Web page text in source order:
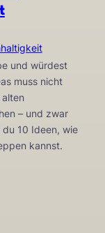
und würdest
muss nicht
– und zwar
10 Ideen, wie
kannst.